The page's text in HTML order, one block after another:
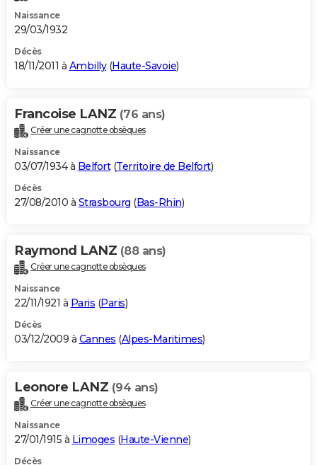
Naissance
29/03/1932
Décès
18/11/2011 à Ambilly(Haute-Savoie)
Francoise LANZ (76 ans)
Créer une cagnotte obsèques
Naissance
03/07/1934 à Belfort(Territoire de Belfort)
Décès
27/08/2010 à Strasbourg (Bas-Rhin)
Raymond LANZ (88 ans)
Créer une cagnotte obsèques
Naissance
22/11/1921 à Paris (Paris)
Décès
03/12/2009 à Cannes (Alpes-Maritimes)
Leonore LANZ (94 ans)
Créer une cagnotte obsèques
Naissance
27/01/1915 à Limoges (Haute-Vienne)
Décès